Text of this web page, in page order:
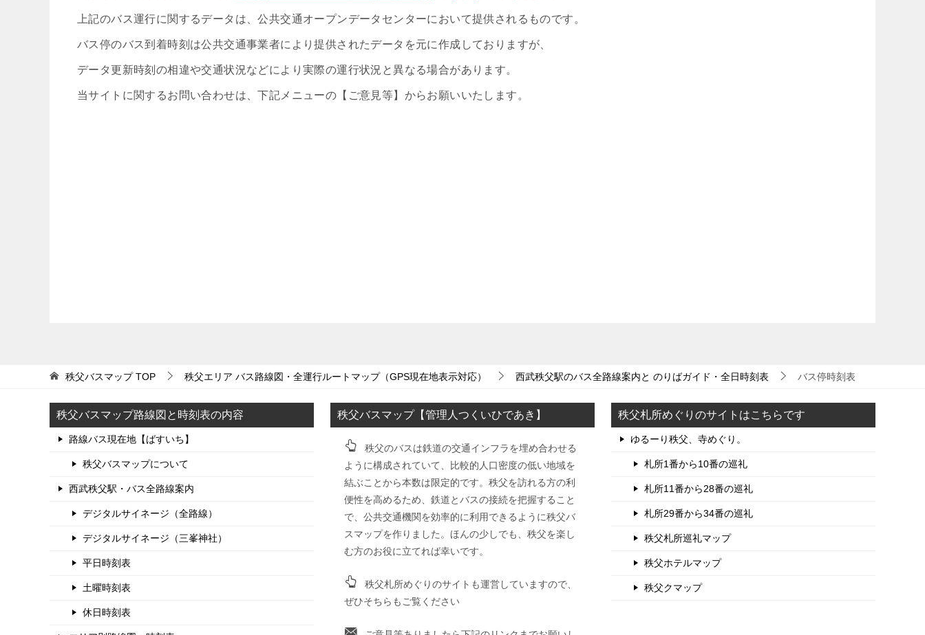
上記のバス運行に関するデータは、公共交通オープンデータセンターにおいて提供されるものです。
バス停のバス到着時刻は公共交通事業者により提供されたデータを元に作成しておりますが、
データ更新時刻の相違や交通状況などにより実際の運行状況と異なる場合があります。
当サイトに関するお問い合わせは、下記メニューの【ご意見等】からお願いいたします。
秩父バスマップTOP 秩父エリア バス路線図・全運行ルートマップ（GPS現在地表示対応） 西武秩父駅のバス全路線案内と のりばガイド・全日時刻表 バス停時刻表
秩父バスマップ路線図と時刻表の内容
路線バス現在地【ばすいち】
秩父バスマップについて
西武秩父駅・バス全路線案内
デジタルサイネージ（全路線）
デジタルサイネージ（三峯神社）
平日時刻表
土曜時刻表
休日時刻表
秩父バスマップ【管理人つくいひであき】
秩父のバスは鉄道の交通インフラを埋め合わせる
ように構成されていて、比較的人口密度の低い地域を
結ぶことから本数は限定的です。秩父を訪れる方の利
便性を高めるため、鉄道とバスの接続を把握すること
で、公共交通機関を効率的に利用できるように秩父バ
スマップを作りました。ほんの少しでも、秩父を楽し
む方のお役に立てれば幸いです。
秩父札所めぐりのサイトも運営していますので、
ぜひそちらもご覧ください
秩父札所めぐりのサイトはこちらです
ゆるーり秩父、寺めぐり。
札所1番から10番の巡礼
札所11番から28番の巡礼
札所29番から34番の巡礼
秩父札所巡礼マップ
秩父ホテルマップ
秩父クマップ